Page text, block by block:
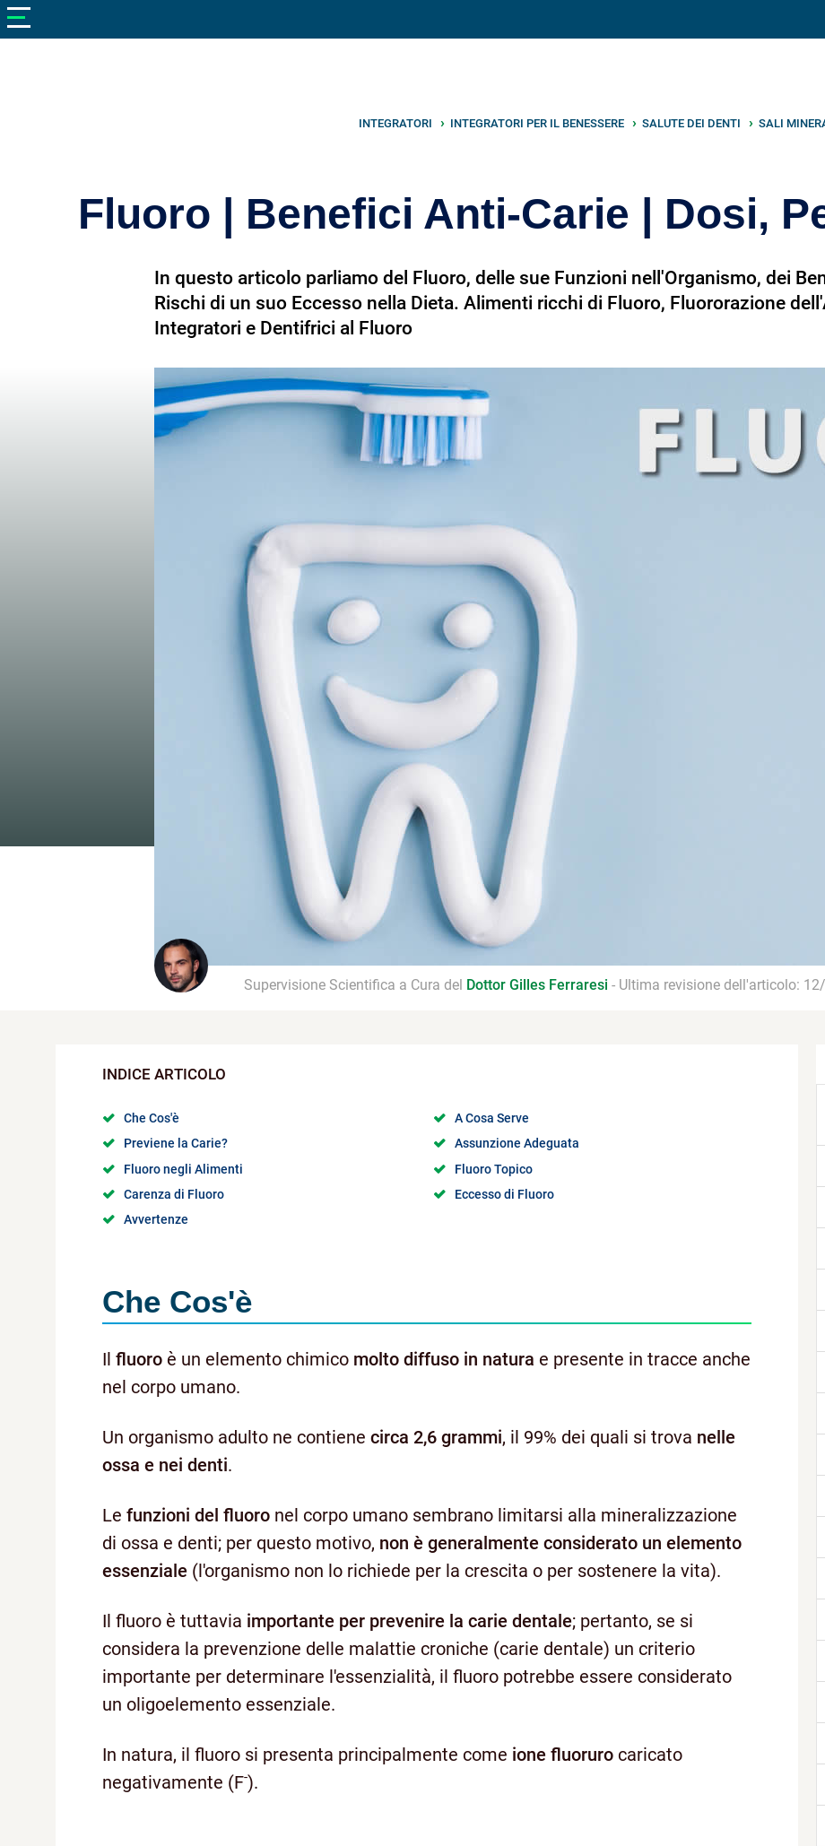
INTEGRATORI INTEGRATORI PER IL BENESSERE SALUTE DEI DENTI SALI
Fluoro | Benefici Anti-Carie | Dosi,
In questo articolo parliamo del Fluoro, delle sue Funzioni nell'Organismo, dei
Rischi di un suo Eccesso nella Dieta. Alimenti ricchi di Fluoro, Fluororazione
Integratori e Dentifrici al Fluoro
Supervisione Scientifica a Cura del Dottor Gilles Ferraresi - Ultima revisione dell'articolo:
Che Cos'è
A Cosa Serve
Previene la Carie?
Assunzione Adeguata
Fluoro negli Alimenti
Fluoro Topico
Carenza di Fluoro
Eccesso di Fluoro
Avvertenze
Che Cos'è
Il fluoro è un elemento chimico molto diffuso in natura e presente in tracce anche
nel corpo umano.
Un organismo adulto ne contiene circa 2,6 grammi, il 99% dei quali si trova nelle
ossa e nei denti.
Le funzioni del fluoro nel corpo umano sembrano limitarsi alla mineralizzazione
di ossa e denti; per questo motivo, non è generalmente considerato un elemento
essenziale (l'organismo non lo richiede per la crescita o per sostenere la vita).
Il fluoro è tuttavia importante per prevenire la carie dentale; pertanto, se si
considera la prevenzione delle malattie croniche (carie dentale) un criterio
importante per determinare l'essenzialità, il fluoro potrebbe essere considerato
un oligoelemento essenziale.
In natura, il fluoro si presenta principalmente come ione fluoruro caricato
negativamente (F-).
V netonutrizione
Dimagrire